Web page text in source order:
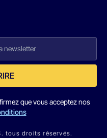
que vous acceptez nos
tous droits réservés.